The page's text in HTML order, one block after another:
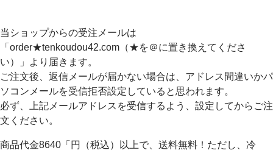
当ショップからの受注メールは
「order★tenkoudou42.com（★を＠に置き換えてくださ
い）」より届きます。
ご注文後、返信メールが届かない場合は、アドレス間違いかパ
ソコンメールを受信拒否設定していると思われます。
必ず、上記メールアドレスを受信するよう、設定してからご注
文ください。
商品代金8640「円（税込）以上で、送料無料！ただし、冷